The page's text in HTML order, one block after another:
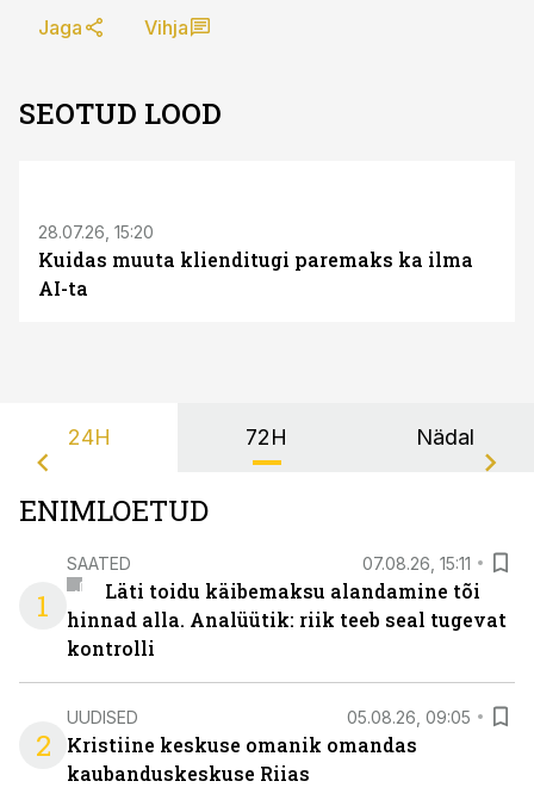
Jaga Vihja
SEOTUD LOOD
28.07.26, 15:20
Kuidas muuta klienditugi paremaks ka ilma
AI-ta
24H 72H Nädal
ENIMLOETUD
1
SAATED 07.08.26, 15:11
Läti toidu käibemaksu alandamine tõi
hinnad alla. Analüütik: riik teeb seal tugevat
kontrolli
2
UUDISED 05.08.26, 09:05
Kristiine keskuse omanik omandas
kaubanduskeskuse Riias